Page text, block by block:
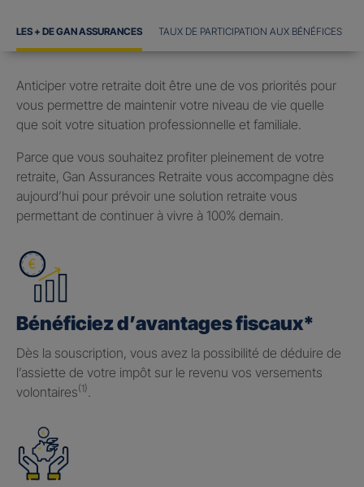
LES + DE GAN ASSURANCES TAUX DE PARTICIPATION AUX BÉNÉFICES
Anticiper votre retraite doit être une de vos priorités pour
vous permettre de maintenir votre niveau de vie quelle
que soit votre situation professionnelle et familiale.
Parce que vous souhaitez profiter pleinement de votre
retraite, Gan Assurances Retraite vous accompagne dès
aujourd’hui pour prévoir une solution retraite vous
permettant de continuer à vivre à 100% demain.
Bénéficiez d’avantages fiscaux*
Dès la souscription, vous avez la possibilité de déduire de
l’assiette de votre impôt sur le revenu vos versements
volontaires(1).